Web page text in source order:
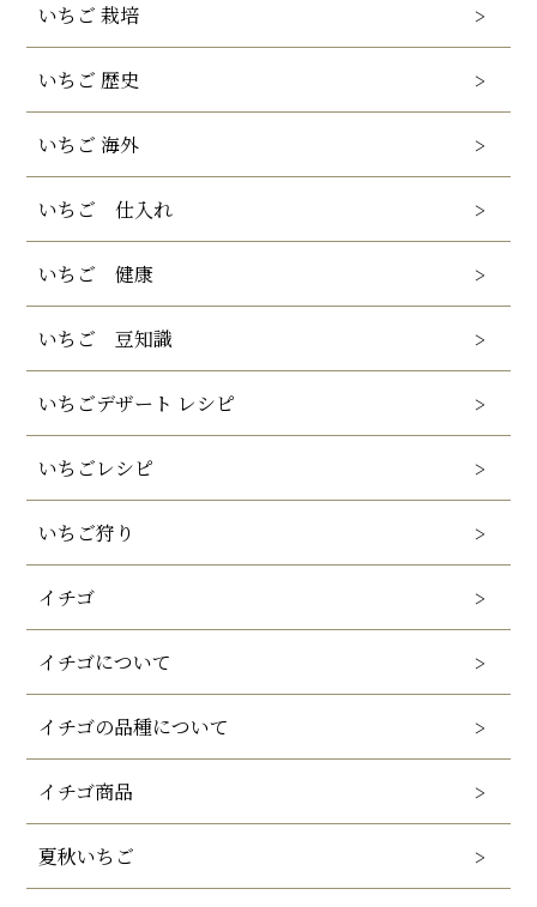
いちご 栽培
いちご 歴史
いちご 海外
いちご 仕入れ
いちご 健康
いちご 豆知識
いちごデザート レシピ
いちごレシピ
いちご狩り
イチゴ
イチゴについて
イチゴの品種について
イチゴ商品
夏秋いちご